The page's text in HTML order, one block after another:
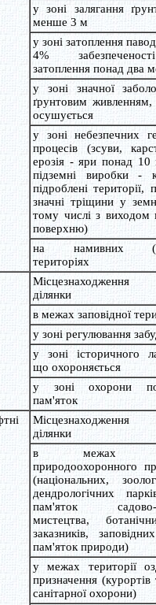
у зоні залягання
менше 3 м
у зоні затоплення
4%
затоплення понад два
у зоні значної
ґрунтовим
осушується
у зоні небезпечних
процесів (зсуви,
ерозія - яри понад
підземні виробки -
підроблені території,
значні тріщини у
тому числі з виходом
поверхню)
на намивних
територіях
Місцезнаходження
ділянки
в межах заповідної
у зоні регулювання
у зоні історичного
що охороняється
у зоні охорони
пам'яток
Місцезнаходження
ділянки
в межах
природоохоронного
(національних,
дендрологічних
пам'яток садово-
мистецтва,
заказників,
пам'яток природи)
у межах території
призначення (курортів
санітарної охорони)